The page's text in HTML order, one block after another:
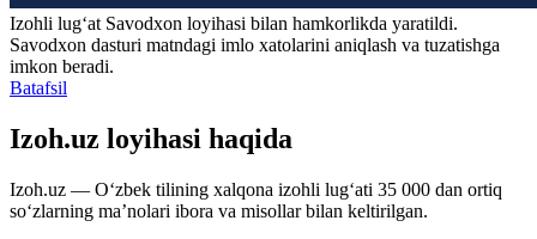
Izohli lugʻat Savodxon loyihasi bilan hamkorlikda yaratildi.
Savodxon dasturi matndagi imlo xatolarini aniqlash va tuzatishga
imkon beradi.
Batafsil
Izoh.uz loyihasi haqida
Izoh.uz — O‘zbek tilining xalqona izohli lug‘ati 35 000 dan ortiq
so‘zlarning ma’nolari ibora va misollar bilan keltirilgan.